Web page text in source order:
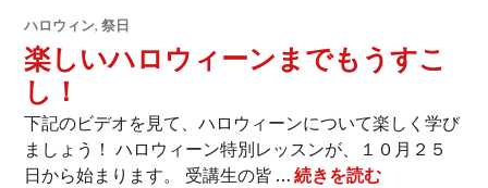
ハロウィン,祭日
楽しいハロウィーンまでもうすこ
し！
下記のビデオを見て、ハロウィーンについて楽しく学び
ましょう！ ハロウィーン特別レッスンが、１０月２５
日から始まります。 受講生の皆 …続きを読む楽しいハロ